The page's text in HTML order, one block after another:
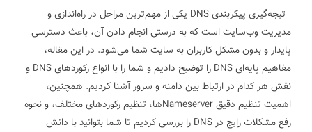
تیجه‌گیری
پیکربندی DNS یکی از مهم‌ترین مراحل در راه‌اندازی و
مدیریت وب‌سایت است که به درستی انجام دادن آن، باعث دسترسی
پایدار و بدون مشکل کاربران به سایت شما می‌شود. در این مقاله،
مفاهیم پایه‌ای DNS را توضیح دادیم و شما را با انواع رکوردهای DNS و
نقش هر کدام در ارتباط بین دامنه و سرور آشنا کردیم. همچنین،
اهمیت تنظیم دقیق Nameserverها، تنظیم رکوردهای مختلف، و نحوه
رفع مشکلات رایج در DNS را بررسی کردیم تا شما بتوانید با دانش